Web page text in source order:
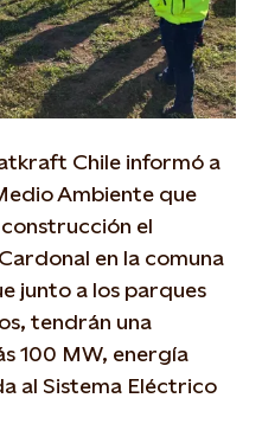
Chile informó a
Ambiente que
el
en la comuna
junto a los parques
tendrán una
100 MW, energía
al Sistema Eléctrico